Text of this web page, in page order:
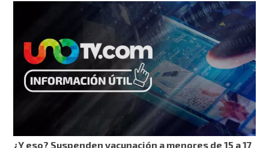
¿Y eso? Suspenden vacunación a menores de 15 a 17